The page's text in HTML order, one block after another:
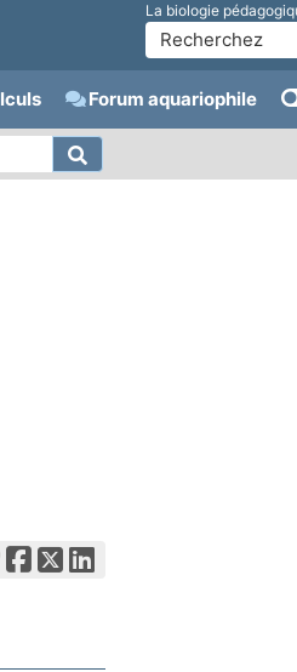
La biologie
Forum aquariophile